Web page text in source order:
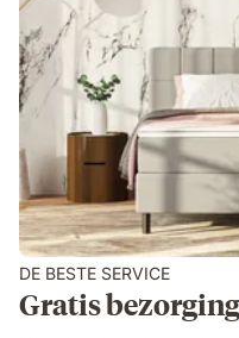
DE BESTE SERVICE
Gratis